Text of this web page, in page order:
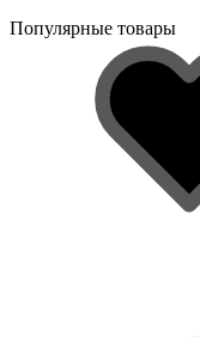
Популярные товары